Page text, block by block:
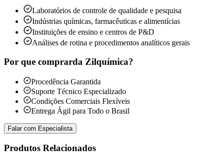
Laboratórios de controle de qualidade e pesquisa
Indústrias químicas, farmacêuticas e alimentícias
Instituições de ensino e centros de P&D
Análises de rotina e procedimentos analíticos gerais
Por que comprarda Zilquímica?
Procedência Garantida
Suporte Técnico Especializado
Condições Comerciais Flexíveis
Entrega Ágil para Todo o Brasil
Falar com Especialista
Produtos Relacionados